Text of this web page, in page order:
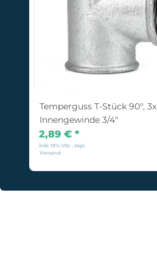
Temperguss T-Stück 90°, 3x
Innengewinde 3/4"
2,89 € *
inkl. 19% USt. , zzgl.
Versand